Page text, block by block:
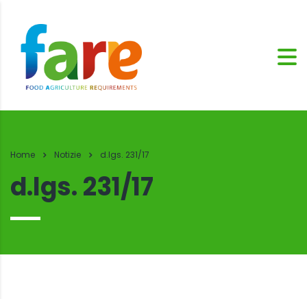
Home Notizie d.lgs. 231/17
d.lgs. 231/17